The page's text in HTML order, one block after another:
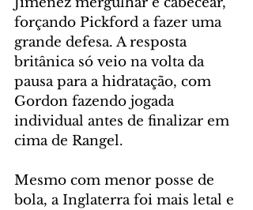
forçando Pickford a fazer uma
grande defesa. A resposta
britânica só veio na volta da
pausa para a hidratação, com
Gordon fazendo jogada
individual antes de finalizar em
cima de Rangel.
Mesmo com menor posse de
bola, a Inglaterra foi mais letal e